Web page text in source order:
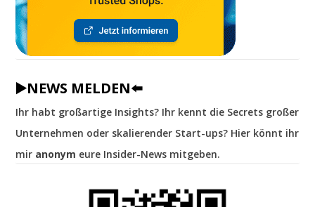
▶️NEWS MELDEN⬅️
Ihr habt großartige Insights? Ihr kennt die Secrets großer
Unternehmen oder skalierender Start-ups? Hier könnt ihr
mir anonym eure Insider-News mitgeben.